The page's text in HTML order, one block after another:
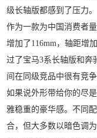
级长轴版都感到了压力。
作为一款为中国消费者
增加了116mm，轴距增
过了宝马3系长轴版和奔
间在同级竞品中很有竞争
如果说外形带给你的尽
雅稳重的豪华感。不同
合，但大多数以暗色调